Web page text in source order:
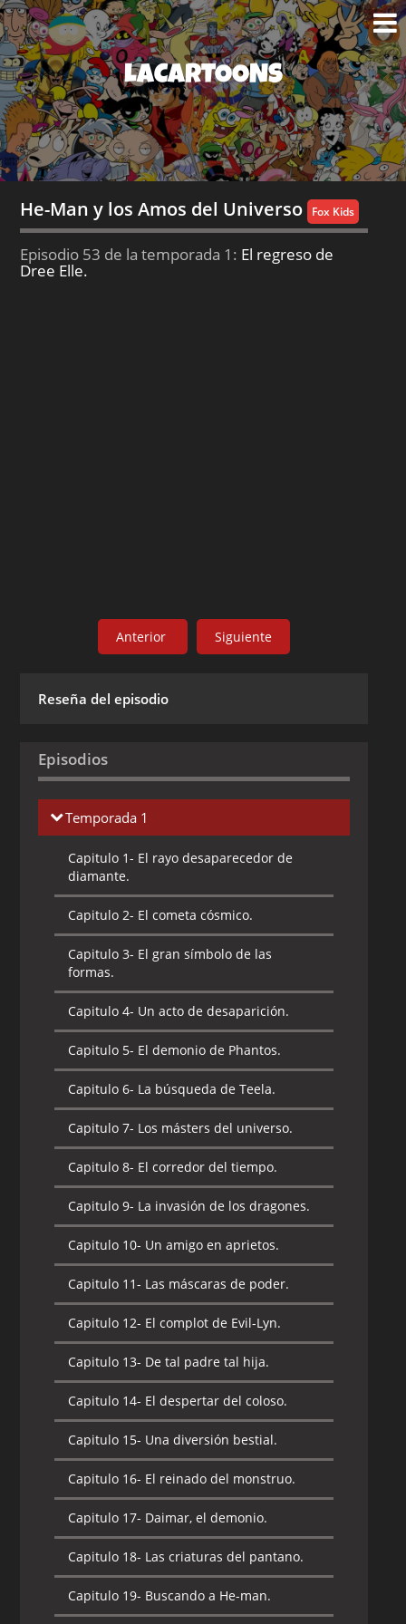
LACARTOONS
He-Man y los Amos del Universo Fox Kids
Episodio 53 de la temporada 1: El regreso de
Dree Elle.
Anterior Siguiente
Reseña del episodio
Episodios
Temporada 1
Capitulo 1- El rayo desaparecedor de
diamante.
Capitulo 2- El cometa cósmico.
Capitulo 3- El gran símbolo de las
formas.
Capitulo 4- Un acto de desaparición.
Capitulo 5- El demonio de Phantos.
Capitulo 6- La búsqueda de Teela.
Capitulo 7- Los másters del universo.
Capitulo 8- El corredor del tiempo.
Capitulo 9- La invasión de los dragones.
Capitulo 10- Un amigo en aprietos.
Capitulo 11- Las máscaras de poder.
Capitulo 12- El complot de Evil-Lyn.
Capitulo 13- De tal padre tal hija.
Capitulo 14- El despertar del coloso.
Capitulo 15- Una diversión bestial.
Capitulo 16- El reinado del monstruo.
Capitulo 17- Daimar, el demonio.
Capitulo 18- Las criaturas del pantano.
Capitulo 19- Buscando a He-man.